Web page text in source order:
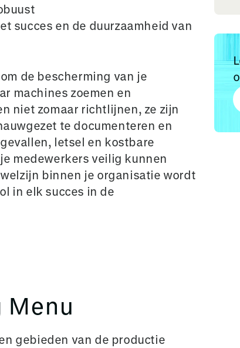
succes en de duurzaamheid van
de bescherming van je
machines zoemen en
niet zomaar richtlijnen, ze zijn
te documenteren en
letsel en kostbare
medewerkers veilig kunnen
binnen je organisatie wordt
in elk succes in de
Menu
gebieden van de productie